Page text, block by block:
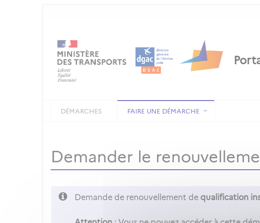
DÉMARCHES FAIRE UNE DÉMARCHE
Demander le
Demande de renouvellement de qualification